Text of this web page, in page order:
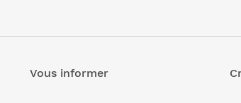
Vous informer